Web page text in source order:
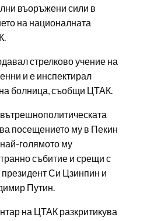
въоръжени сили в
на националната
стрелково учение на
и е инспектирал
болница, съобщи ЦТАК.
посещението му в Пекин
голямото му
събитие и срещи с
президент Си Цзинпин и
Путин.
на ЦТАК разкритикува